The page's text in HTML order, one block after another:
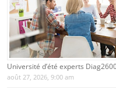
Université d’été experts
août 27, 2026, 9:00 am